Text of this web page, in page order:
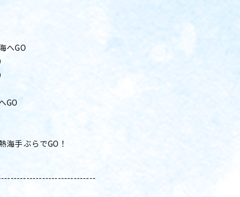
へGO
GO
手ぶらでGO！